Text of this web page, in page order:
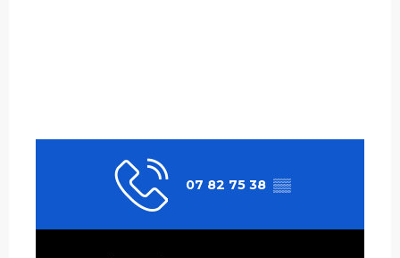
07 82 75 38 ▒▒